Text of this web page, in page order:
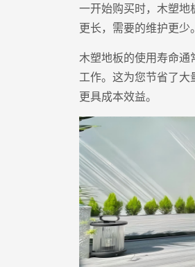
一开始购买时，木塑
更长，需要的维护更少。
木塑地板的使用寿命
工作。这为您节省了
更具成本效益。